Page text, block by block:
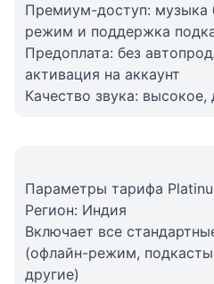
Премиум-доступ: музыка
режим и поддержка
Предоплата: без
активация на аккаунт
Качество звука:
Параметры тарифа
Регион: Индия
Включает все
(офлайн-режим,
другие)